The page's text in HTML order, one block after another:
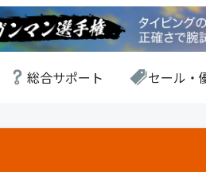
総合サポート セール・